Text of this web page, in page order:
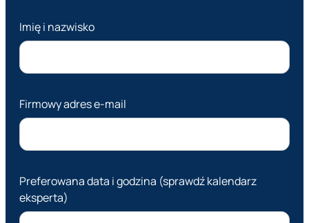
Imię i nazwisko
Firmowy adres e-mail
Preferowana data i godzina (sprawdź kalendarz
eksperta)